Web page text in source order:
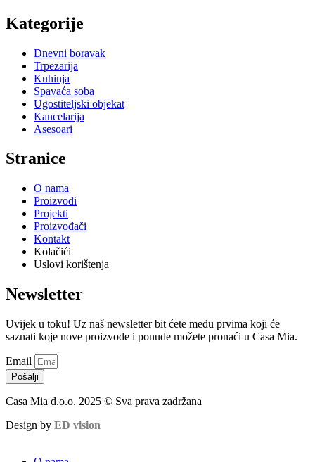
Kategorije
Dnevni boravak
Trpezarija
Kuhinja
Spavaća soba
Ugostiteljski objekat
Kancelarija
Asesoari
Stranice
O nama
Proizvodi
Projekti
Proizvođači
Kontakt
Kolačići
Uslovi korištenja
Newsletter
Uvijek u toku! Uz naš newsletter bit ćete među prvima koji će
saznati koje nove proizvode i ponude možete pronaći u Casa Mia.
Email
Pošalji
Casa Mia d.o.o. 2025 © Sva prava zadržana
Design by ED vision